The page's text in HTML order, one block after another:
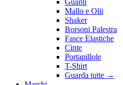
Guanti
Mallo e Olii
Shaker
Borsoni Palestra
Fasce Elastiche
Cinte
Portapillole
T-Shirt
Guarda tutte →